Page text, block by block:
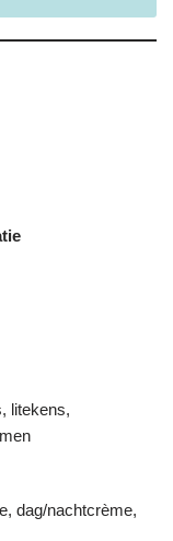
litekens,
dag/nachtcrème,